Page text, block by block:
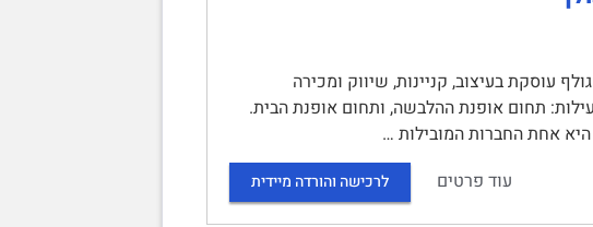
עוסקת בעיצוב, קניינות, שיווק ומכירה
תחום אופנת ההלבשה, ותחום אופנת הבית.
אחת החברות המובילות …
עוד פרטים לרכישה והורדה מיידית